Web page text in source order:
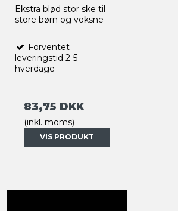
Ekstra blød stor ske til
store børn og voksne
Forventet
leveringstid 2-5
hverdage
83,75 DKK
(inkl. moms)
VIS PRODUKT